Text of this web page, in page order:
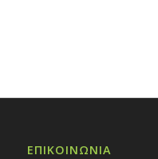
ΕΠΙΚΟΙΝΩΝΙΑ